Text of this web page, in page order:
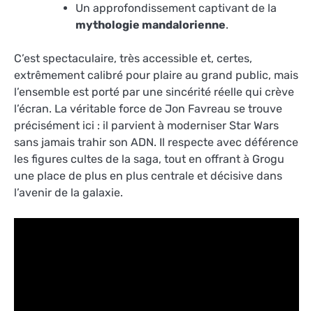
Un approfondissement captivant de la
mythologie mandalorienne.
C’est spectaculaire, très accessible et, certes,
extrêmement calibré pour plaire au grand public, mais
l’ensemble est porté par une sincérité réelle qui crève
l’écran. La véritable force de Jon Favreau se trouve
précisément ici : il parvient à moderniser Star Wars
sans jamais trahir son ADN. Il respecte avec déférence
les figures cultes de la saga, tout en offrant à Grogu
une place de plus en plus centrale et décisive dans
l’avenir de la galaxie.